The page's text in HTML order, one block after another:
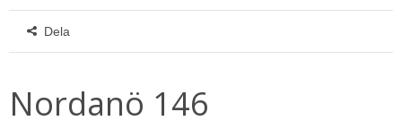
Dela
Nordanö 146